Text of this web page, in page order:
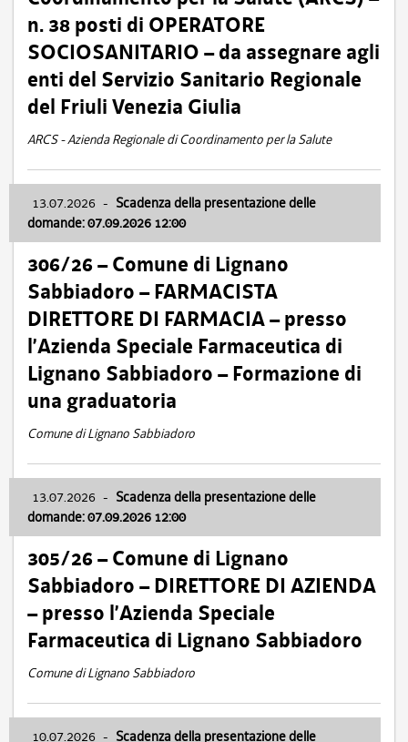
n. 38 posti di OPERATORE
SOCIOSANITARIO – da assegnare agli
enti del Servizio Sanitario Regionale
del Friuli Venezia Giulia
ARCS - Azienda Regionale di Coordinamento per la Salute
13.07.2026 - Scadenza della presentazione delle
domande: 07.09.2026 12:00
306/26 – Comune di Lignano
Sabbiadoro – FARMACISTA
DIRETTORE DI FARMACIA – presso
l’Azienda Speciale Farmaceutica di
Lignano Sabbiadoro – Formazione di
una graduatoria
Comune di Lignano Sabbiadoro
13.07.2026 - Scadenza della presentazione delle
domande: 07.09.2026 12:00
305/26 – Comune di Lignano
Sabbiadoro – DIRETTORE DI AZIENDA
– presso l’Azienda Speciale
Farmaceutica di Lignano Sabbiadoro
Comune di Lignano Sabbiadoro
10.07.2026 - Scadenza della presentazione delle